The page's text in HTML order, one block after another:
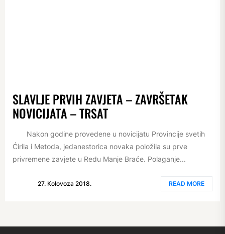
SLAVLJE PRVIH ZAVJETA – ZAVRŠETAK
NOVICIJATA – TRSAT
Nakon godine provedene u novicijatu Provincije svetih
Ćirila i Metoda, jedanestorica novaka položila su prve
privremene zavjete u Redu Manje Braće. Polaganje...
27. Kolovoza 2018. READ MORE